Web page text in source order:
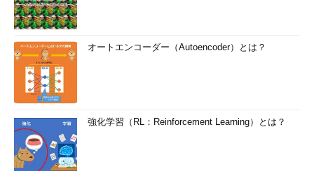
オートエンコーダー（Autoencoder）とは？
強化学習（RL：Reinforcement Learning）とは？